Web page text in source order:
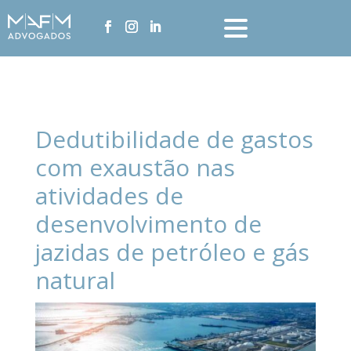
Dedutibilidade de gastos
com exaustão nas
atividades de
desenvolvimento de
jazidas de petróleo e gás
natural